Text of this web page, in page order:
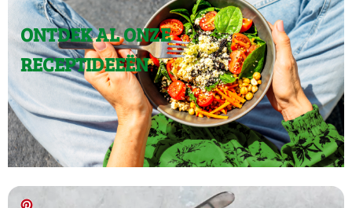
ONTDEK AL ONZE
RECEPTIDEEËN